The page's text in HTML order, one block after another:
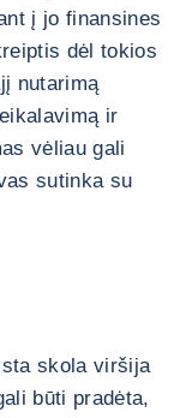
į jo finansines
dėl tokios
nutarimą
ir
vėliau gali
sutinka su
skola viršija
būti pradėta,